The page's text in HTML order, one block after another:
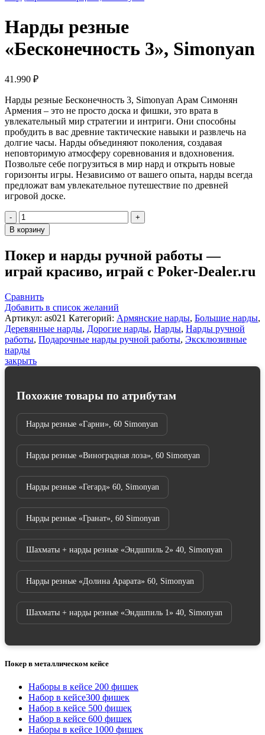
Нарды резные
«Бесконечность 3», Simonyan
41.990 ₽
Нарды резные Бесконечность 3, Simonyan Арам Симонян
Армения – это не просто доска и фишки, это врата в
увлекательный мир стратегии и интриги. Они способны
пробудить в вас древние тактические навыки и развлечь на
долгие часы. Нарды объединяют поколения, создавая
неповторимую атмосферу соревнования и вдохновения.
Позвольте себе погрузиться в мир нард и открыть новые
горизонты игры. Независимо от вашего опыта, нарды всегда
предложат вам увлекательное путешествие по древней
игровой доске.
Количество
товара
Нарды
"Бесконечность
3",
Simonyan
В корзину
Покер и нарды ручной работы —
играй красиво, играй с Poker-Dealer.ru
Сравнить
Добавить в список желаний
Артикул: as021 Категорий: Армянские нарды, Большие нарды,
Деревянные нарды, Дорогие нарды, Нарды, Нарды ручной
работы, Подарочные нарды ручной работы, Эксклюзивные
нарды
закрыть
Похожие товары по атрибутам
Нарды резные «Гарни», 60 Simonyan
Нарды резные «Виноградная лоза», 60 Simonyan
Нарды резные «Гегард» 60, Simonyan
Нарды резные «Гранат», 60 Simonyan
Шахматы + нарды резные «Эндшпиль 2» 40, Simonyan
Нарды резные «Долина Арарата» 60, Simonyan
Шахматы + нарды резные «Эндшпиль 1» 40, Simonyan
Покер в металлическом кейсе
Наборы в кейсе 200 фишек
Набор в кейсе300 фишек
Набор в кейсе 500 фишек
Набор в кейсе 600 фишек
Наборы в кейсе 1000 фишек